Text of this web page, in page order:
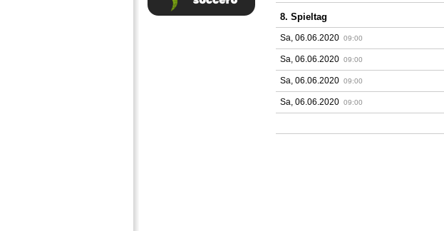
8. Spieltag
Sa, 06.06.2020 09:00
Sa, 06.06.2020 09:00
Sa, 06.06.2020 09:00
Sa, 06.06.2020 09:00